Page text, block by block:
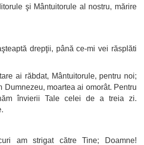
şi Mântuitorule al nostru, mărire
drepţii, până ce-mi vei răsplăti
ai răbdat, Mântuitorule, pentru noi;
Dumnezeu, moartea ai omorât. Pentru
învierii Tale celei de a treia zi.
am strigat către Tine; Doamne!